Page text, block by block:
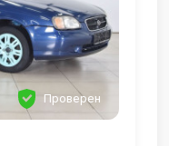
Проверен